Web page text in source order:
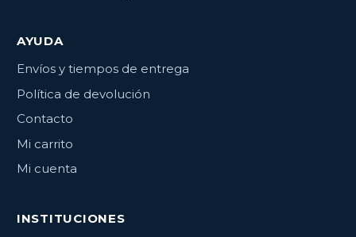
AYUDA
Envíos y tiempos de entrega
Política de devolución
Contacto
Mi carrito
Mi cuenta
INSTITUCIONES